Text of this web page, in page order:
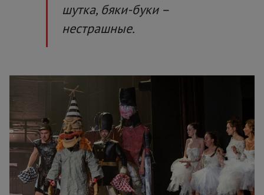
шутка, бяки-буки –
нестрашные.